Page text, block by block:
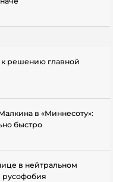
решению главной
в «Миннесоту»:
быстро
в нейтральном
русофобия